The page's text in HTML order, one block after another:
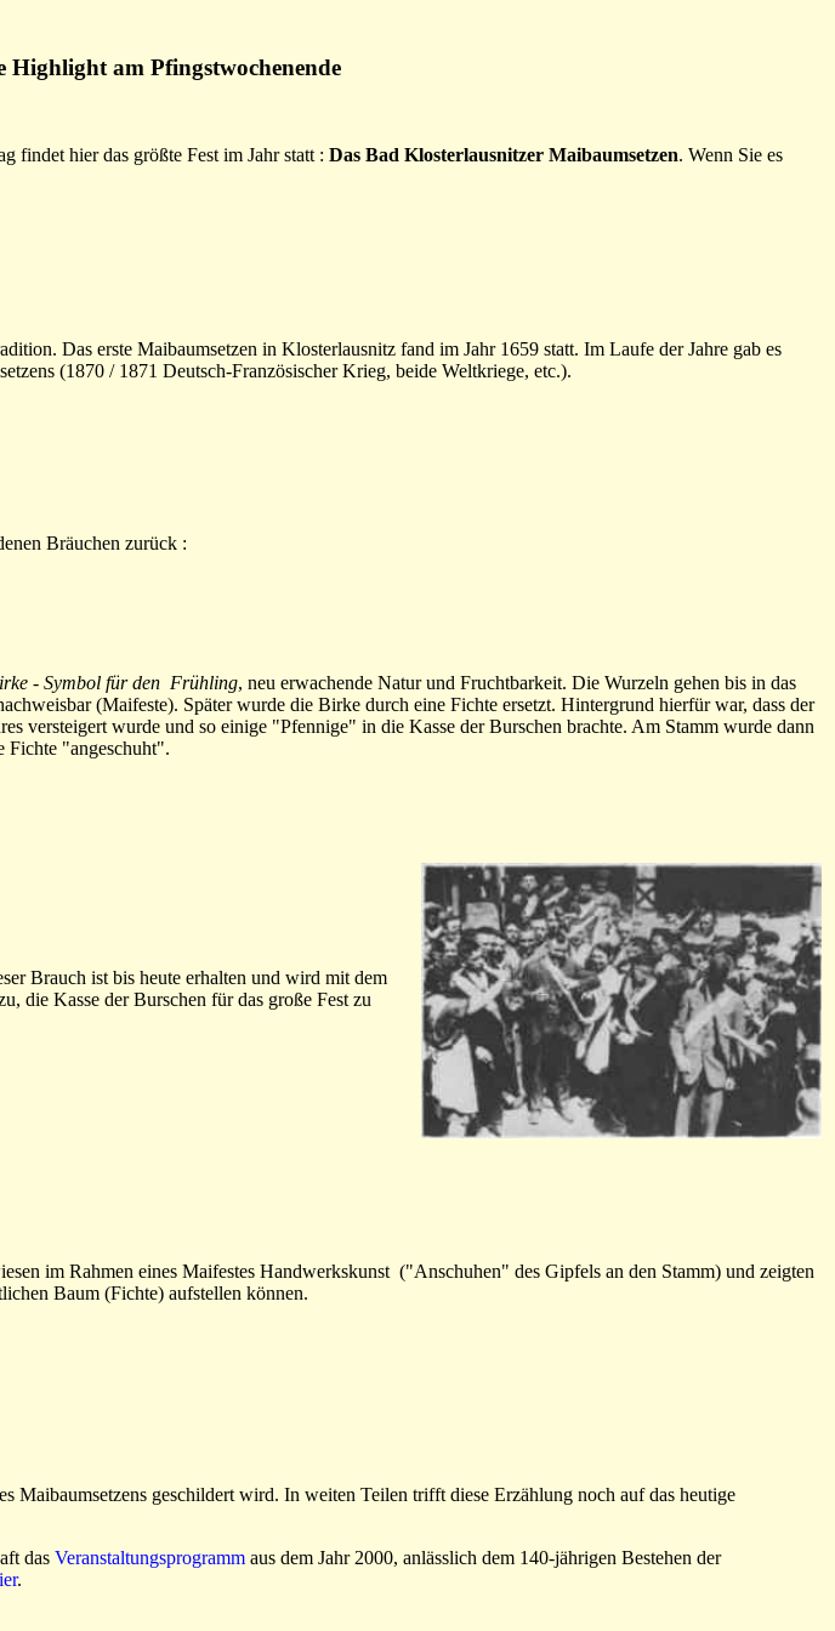
Highlight am Pfingstwochenende
findet hier das größte Fest im Jahr statt : Das Bad Klosterlausnitzer Maibaumsetzen. Wenn Sie es
Das erste Maibaumsetzen in Klosterlausnitz fand im Jahr 1659 statt. Im Laufe der Jahre gab es
(1870 / 1871 Deutsch-Französischer Krieg, beide Weltkriege, etc.).
Bräuchen zurück :
- Symbol für den Frühling, neu erwachende Natur und Fruchtbarkeit. Die Wurzeln gehen bis in das
(Maifeste). Später wurde die Birke durch eine Fichte ersetzt. Hintergrund hierfür war, dass der
versteigert wurde und so einige "Pfennige" in die Kasse der Burschen brachte. Am Stamm wurde dann
Fichte "angeschuht".
Brauch ist bis heute erhalten und wird mit dem
die Kasse der Burschen für das große Fest zu
im Rahmen eines Maifestes Handwerkskunst ("Anschuhen" des Gipfels an den Stamm) und zeigten
Baum (Fichte) aufstellen können.
Maibaumsetzens geschildert wird. In weiten Teilen trifft diese Erzählung noch auf das heutige
das Veranstaltungsprogramm aus dem Jahr 2000, anlässlich dem 140-jährigen Bestehen der
.